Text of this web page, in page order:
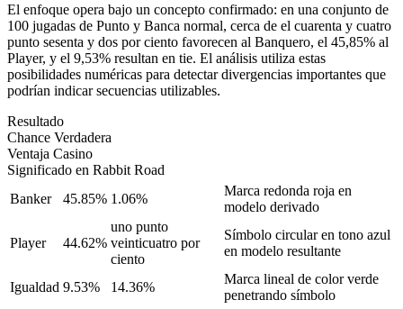
El enfoque opera bajo un concepto confirmado: en una conjunto de
100 jugadas de Punto y Banca normal, cerca de el cuarenta y cuatro
punto sesenta y dos por ciento favorecen al Banquero, el 45,85% al
Player, y el 9,53% resultan en tie. El análisis utiliza estas
posibilidades numéricas para detectar divergencias importantes que
podrían indicar secuencias utilizables.
Resultado
Chance Verdadera
Ventaja Casino
Significado en Rabbit Road
Banker
45.85% 1.06%
Marca redonda roja en
modelo derivado
Player 44.62%
uno punto
veinticuatro por
ciento
Símbolo circular en tono azul
en modelo resultante
Igualdad 9.53% 14.36%
Marca lineal de color verde
penetrando símbolo